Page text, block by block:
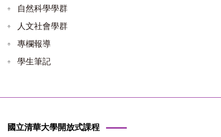
自然科學學群
人文社會學群
專欄報導
學生筆記
國立清華大學開放式課程